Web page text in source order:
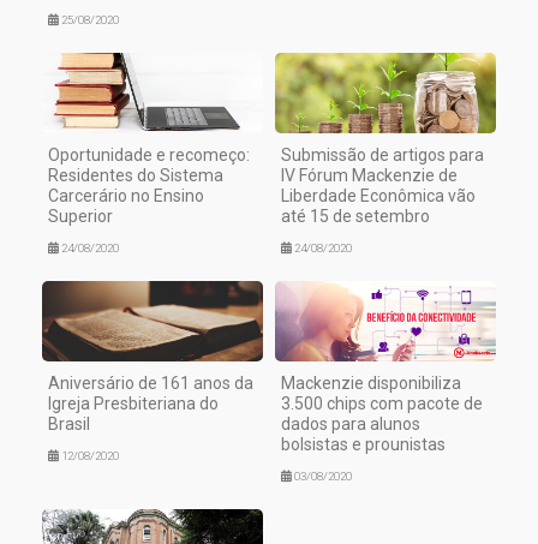
25/08/2020
Oportunidade e recomeço:
Residentes do Sistema
Carcerário no Ensino
Superior
24/08/2020
Submissão de artigos para
IV Fórum Mackenzie de
Liberdade Econômica vão
até 15 de setembro
24/08/2020
Aniversário de 161 anos da
Igreja Presbiteriana do
Brasil
12/08/2020
Mackenzie disponibiliza
3.500 chips com pacote de
dados para alunos
bolsistas e prounistas
03/08/2020